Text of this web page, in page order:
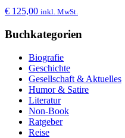
€ 125,00 inkl. MwSt.
Buchkategorien
Biografie
Geschichte
Gesellschaft & Aktuelles
Humor & Satire
Literatur
Non-Book
Ratgeber
Reise